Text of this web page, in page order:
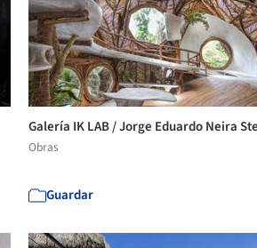
Galería IK LAB / Jorge Eduardo Neira
Obras
Guardar